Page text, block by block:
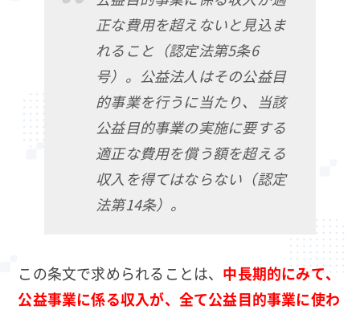
正な費用を超えないと見込ま
れること（認定法第5条6
号）。公益法人はその公益目
的事業を行うに当たり、当該
公益目的事業の実施に要する
適正な費用を償う額を超える
収入を得てはならない（認定
法第14条）。
この条文で求められることは、 中長期的にみて、
公益事業に係る収入が、全て公益目的事業に使わ